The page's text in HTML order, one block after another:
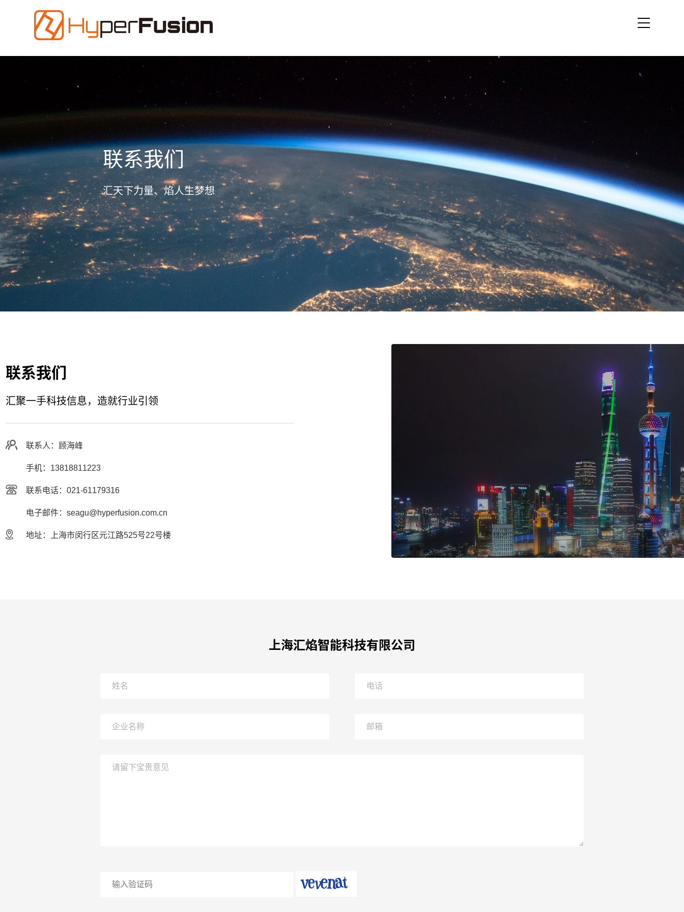
联系我们
汇天下力量、焰人生梦想
联系我们
汇聚一手科技信息，造就行业引领
联系人：顾海峰
手机：13818811223
联系电话：021-61179316
电子邮件：seagu@hyperfusion.com.cn
地址：上海市闵行区元江路525号22号楼
上海汇焰智能科技有限公司